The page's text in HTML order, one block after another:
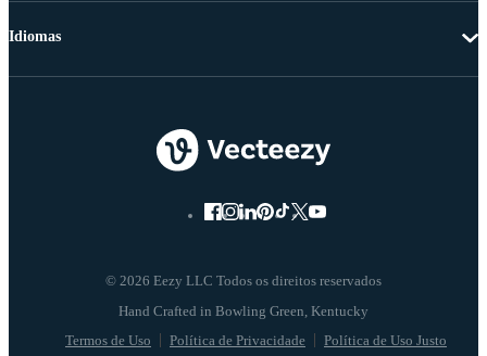
© 2026 Eezy LLC Todos os direitos reservados
Termos de Uso Política de Privacidade Política de Uso Justo
Idiomas